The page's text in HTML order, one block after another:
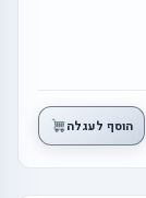
הוסף לעגלה